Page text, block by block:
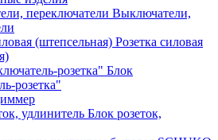
Выключатели,
Розетка силовая
Блок
розетка"
Блок розеток,